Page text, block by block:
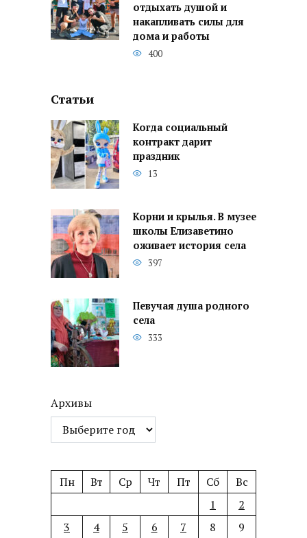
отдыхать душой и
накапливать силы для
дома и работы
400
Статьи
Когда социальный
контракт дарит
праздник
13
Корни и крылья. В музее
школы Елизаветино
оживает история села
397
Певучая душа родного
села
333
Архивы
Пн Вт Ср Чт Пт Сб
Вс
1
2
3
4 5 6 7 8
9